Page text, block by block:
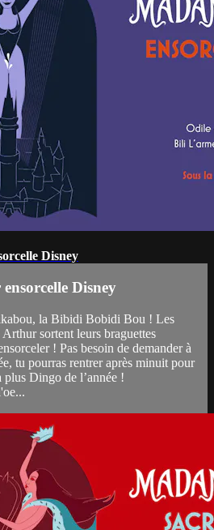
Disney
Disney
la Bibidi Bobidi Bou ! Les
sortent leurs braguettes
! Pas besoin de demander à
tu pourras rentrer après minuit pour
Dingo de l’année !